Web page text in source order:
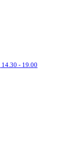
14.30 - 19.00